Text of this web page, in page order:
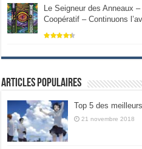
Le Seigneur des Anneaux
Coopératif – Continuons
Articles populaires
Top 5 des
21 novembre 2018